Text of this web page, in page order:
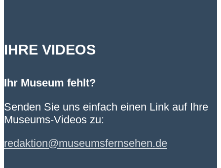
IHRE VIDEOS
Ihr Museum fehlt?
Senden Sie uns einfach einen Link auf Ihre
Museums-Videos zu:
redaktion@museumsfernsehen.de